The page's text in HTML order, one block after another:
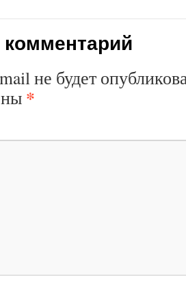
не будет
*